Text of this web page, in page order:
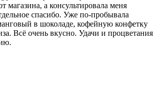
магазина, а консультировала меня
спасибо. Уже по-пробывала
в шоколаде, кофейную конфетку
Всё очень вкусно. Удачи и процветания